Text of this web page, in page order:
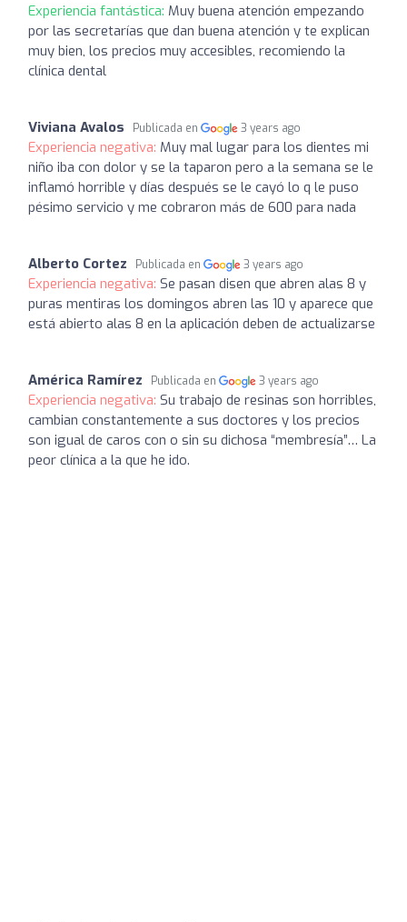
Experiencia fantástica: Muy buena atención empezando
por las secretarías que dan buena atención y te explican
muy bien, los precios muy accesibles, recomiendo la
clínica dental
Viviana Avalos Publicada en 3 years ago
Experiencia negativa: Muy mal lugar para los dientes mi
niño iba con dolor y se la taparon pero a la semana se le
inflamó horrible y días después se le cayó lo q le puso
pésimo servicio y me cobraron más de 600 para nada
Alberto Cortez Publicada en 3 years ago
Experiencia negativa: Se pasan disen que abren alas 8 y
puras mentiras los domingos abren las 10 y aparece que
está abierto alas 8 en la aplicación deben de actualizarse
América Ramírez Publicada en 3 years ago
Experiencia negativa: Su trabajo de resinas son horribles,
cambian constantemente a sus doctores y los precios
son igual de caros con o sin su dichosa “membresía”… La
peor clínica a la que he ido.